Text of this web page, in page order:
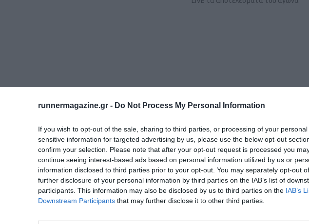
runnermagazine.gr - Do Not Process My Personal Information
If you wish to opt-out of the sale, sharing to third parties, or processing of your personal
sensitive information for targeted advertising by us, please use the below opt-out
confirm your selection. Please note that after your opt-out request is processed you
continue seeing interest-based ads based on personal information utilized by us or
information disclosed to third parties prior to your opt-out. You may separately opt-out
further disclosure of your personal information by third parties on the IAB’s list of
participants. This information may also be disclosed by us to third parties on the IAB’s
Downstream Participants that may further disclose it to other third parties.